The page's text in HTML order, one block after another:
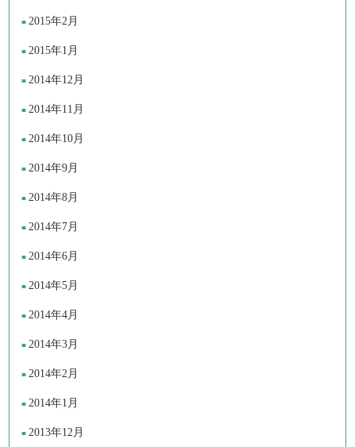
2015年2月
2015年1月
2014年12月
2014年11月
2014年10月
2014年9月
2014年8月
2014年7月
2014年6月
2014年5月
2014年4月
2014年3月
2014年2月
2014年1月
2013年12月